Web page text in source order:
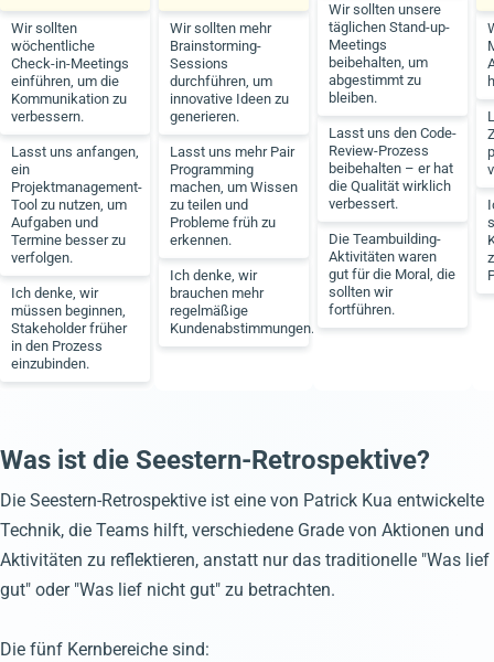
Wir sollten
wöchentliche
Check-in-Meetings
einführen, um die
Kommunikation zu
verbessern.
Lasst uns anfangen,
ein
Projektmanagement-
Tool zu nutzen, um
Aufgaben und
Termine besser zu
verfolgen.
Ich denke, wir
müssen beginnen,
Stakeholder früher
in den Prozess
einzubinden.
Wir sollten mehr
Brainstorming-
Sessions
durchführen, um
innovative Ideen zu
generieren.
Lasst uns mehr Pair
Programming
machen, um Wissen
zu teilen und
Probleme früh zu
erkennen.
Ich denke, wir
brauchen mehr
regelmäßige
Kundenabstimmungen.
Wir sollten unsere
täglichen Stand-up-
Meetings
beibehalten, um
abgestimmt zu
bleiben.
Lasst uns den Code-
Review-Prozess
beibehalten – er hat
die Qualität wirklich
verbessert.
Die Teambuilding-
Aktivitäten waren
gut für die Moral, die
sollten wir
fortführen.
Was ist die Seestern-Retrospektive?
Die Seestern-Retrospektive ist eine von Patrick Kua entwickelte
Technik, die Teams hilft, verschiedene Grade von Aktionen und
Aktivitäten zu reflektieren, anstatt nur das traditionelle "Was lief
gut" oder "Was lief nicht gut" zu betrachten.
Die fünf Kernbereiche sind: